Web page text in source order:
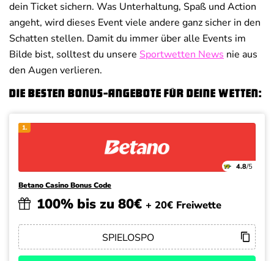
dein Ticket sichern. Was Unterhaltung, Spaß und Action
angeht, wird dieses Event viele andere ganz sicher in den
Schatten stellen. Damit du immer über alle Events im
Bilde bist, solltest du unsere Sportwetten News nie aus
den Augen verlieren.
Die besten Bonus-Angebote für deine Wetten:
1.
4.8/5
Betano Casino Bonus Code
100% bis zu 80€ + 20€ Freiwette